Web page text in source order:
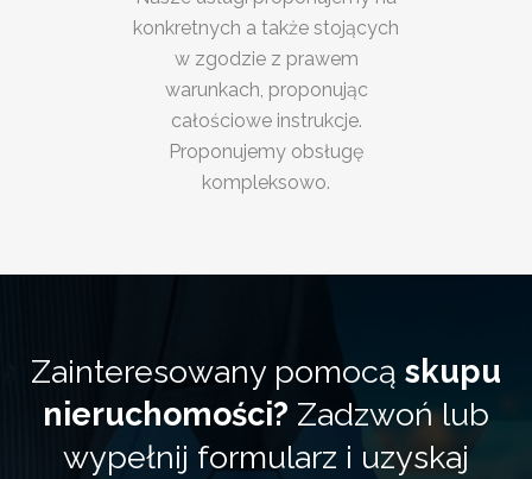
konkretnych a także stojących
w zgodzie z prawem
warunkach, proponując
całościowe instrukcje.
Proponujemy obsługę
kompleksowo.
Zainteresowany pomocą skupu
nieruchomości? Zadzwoń lub
wypełnij formularz i uzyskaj